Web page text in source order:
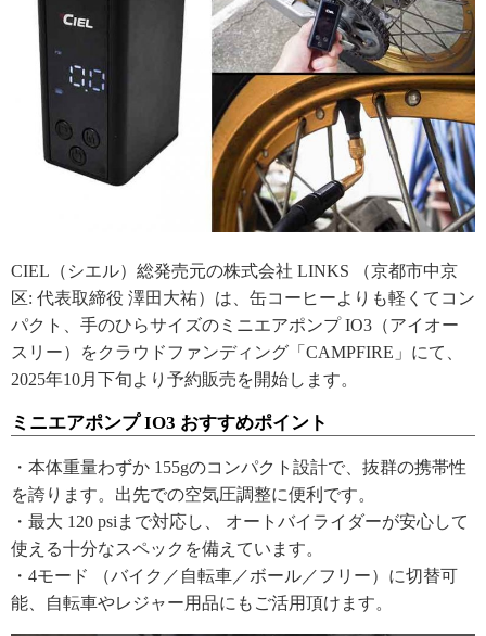
CIEL（シエル）総発売元の株式会社 LINKS （京都市中京
区: 代表取締役 澤田大祐）は、缶コーヒーよりも軽くてコン
パクト、手のひらサイズのミニエアポンプ IO3（アイオー
スリー）をクラウドファンディング「CAMPFIRE」にて、
2025年10月下旬より予約販売を開始します。
ミニエアポンプ IO3 おすすめポイント
・本体重量わずか 155gのコンパクト設計で、抜群の携帯性
を誇ります。出先での空気圧調整に便利です。
・最大 120 psiまで対応し、 オートバイライダーが安心して
使える十分なスペックを備えています。
・4モード （バイク／自転車／ボール／フリー）に切替可
能、自転車やレジャー用品にもご活用頂けます。